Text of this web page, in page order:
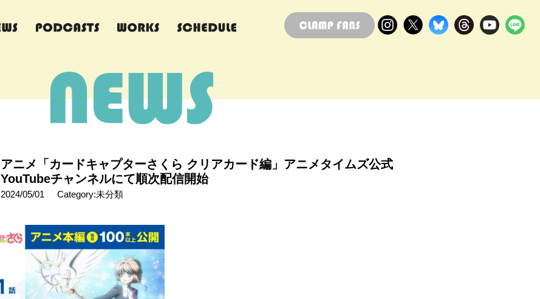
アニメ「カードキャプターさくら クリアカード編」アニメタイムズ公式
YouTubeチャンネルにて順次配信開始
2024/05/01 Category:未分類